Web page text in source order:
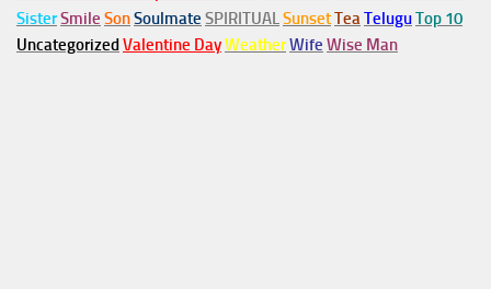
SisterSmile SonSoulmate SPIRITUALSunsetTeaTeluguTop 10
UncategorizedValentine DayWeatherWife Wise Man